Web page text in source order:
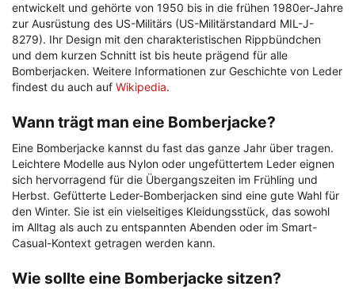
entwickelt und gehörte von 1950 bis in die frühen 1980er-Jahre
zur Ausrüstung des US-Militärs (US-Militärstandard MIL-J-
8279). Ihr Design mit den charakteristischen Rippbündchen
und dem kurzen Schnitt ist bis heute prägend für alle
Bomberjacken. Weitere Informationen zur Geschichte von Leder
findest du auch auf Wikipedia.
Wann trägt man eine Bomberjacke?
Eine Bomberjacke kannst du fast das ganze Jahr über tragen.
Leichtere Modelle aus Nylon oder ungefüttertem Leder eignen
sich hervorragend für die Übergangszeiten im Frühling und
Herbst. Gefütterte Leder-Bomberjacken sind eine gute Wahl für
den Winter. Sie ist ein vielseitiges Kleidungsstück, das sowohl
im Alltag als auch zu entspannten Abenden oder im Smart-
Casual-Kontext getragen werden kann.
Wie sollte eine Bomberjacke sitzen?